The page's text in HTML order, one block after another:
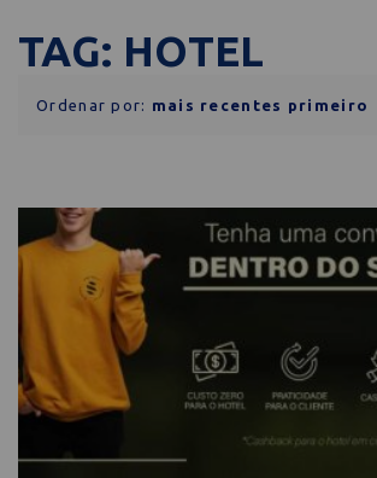
TAG: HOTEL
Ordenar por: